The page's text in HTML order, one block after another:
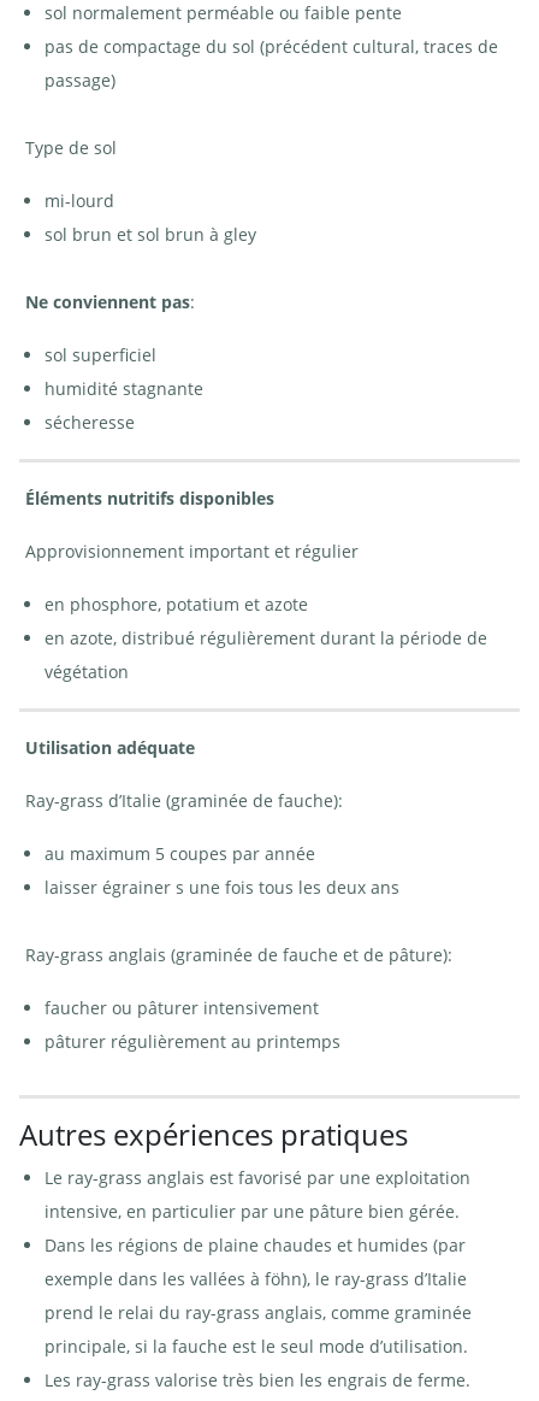
sol normalement perméable ou faible pente
pas de compactage du sol (précédent cultural, traces de
passage)
Type de sol
mi-lourd
sol brun et sol brun à gley
Ne conviennent pas:
sol superficiel
humidité stagnante
sécheresse
Éléments nutritifs disponibles
Approvisionnement important et régulier
en phosphore, potatium et azote
en azote, distribué régulièrement durant la période de
végétation
Utilisation adéquate
Ray-grass d’Italie (graminée de fauche):
au maximum 5 coupes par année
laisser égrainer s une fois tous les deux ans
Ray-grass anglais (graminée de fauche et de pâture):
faucher ou pâturer intensivement
pâturer régulièrement au printemps
Autres expériences pratiques
Le ray-grass anglais est favorisé par une exploitation
intensive, en particulier par une pâture bien gérée.
Dans les régions de plaine chaudes et humides (par
exemple dans les vallées à föhn), le ray-grass d’Italie
prend le relai du ray-grass anglais, comme graminée
principale, si la fauche est le seul mode d’utilisation.
Les ray-grass valorise très bien les engrais de ferme.